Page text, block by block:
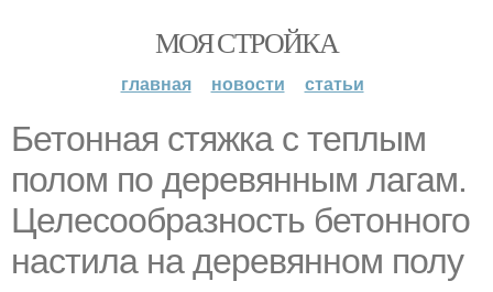
МОЯ СТРОЙКА
главная новости статьи
Бетонная стяжка с теплым
полом по деревянным лагам.
Целесообразность бетонного
настила на деревянном полу